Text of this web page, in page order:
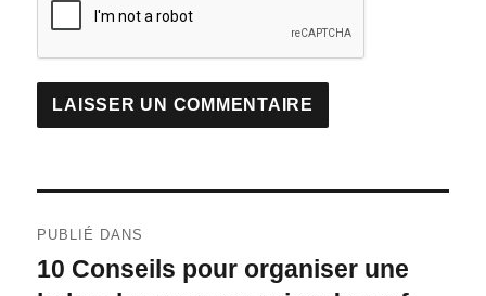
de
PUBLIÉ DANS
10 Conseils pour organiser une